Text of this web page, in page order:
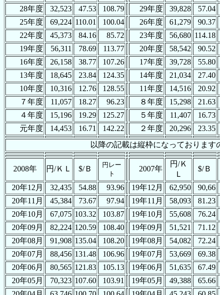
28年度
32,523 47.53 108.79 29年度 39,828
57.04
25年度
69,224 110.01 100.04 26年度 61,279
90.37
22年度
45,373 84.16 85.72 23年度 56,680 114.18
19年度
56,311 78.69 113.77 20年度 58,542
90.52
16年度
26,158 38.77 107.26 17年度 39,728
55.80
13年度
18,645 23.84 124.35 14年度 21,034
27.40
10年度
10,316 12.76 128.55 11年度 14,516
20.92
７年度
11,057 18.27 96.23 ８年度 15,298
21.63
４年度
15,196 19.29 125.27 ５年度 11,407
16.73
元年度
14,453 16.71 142.22 ２年度 20,296
23.35
以降の記載は縦枠になっております
2008年 円/ＫＬ $/Ｂ
円レー
ト
2007年
円/Ｋ
Ｌ
$/Ｂ
20年12月 32,435 54.88 93.96 19年12月 62,950
90,66
20年11月
45,384 73.67 97.94 19年11月 58,093
81.23
20年10月
67,075 103.32 103.87 19年10月 55,608
76.24
20年09月
82,224 120.59 108.40 19年09月 51,521
71.12
20年08月
91,908 135.04 108.20 19年08月 54,082
72.24
20年07月
88,456 131.48 106.96 19年07月 53,669
69.38
20年06月
80,565 121.83 105.13 19年06月 51,635
67.49
20年05月
70,323 107.60 103.91 19年05月 49,388
65.66